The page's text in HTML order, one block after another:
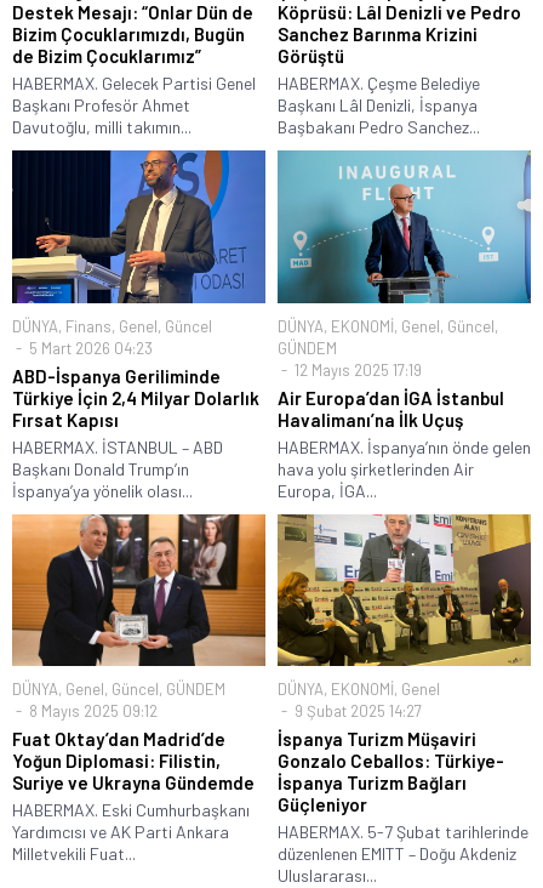
Destek Mesajı: “Onlar Dün de
Bizim Çocuklarımızdı, Bugün
de Bizim Çocuklarımız”
HABERMAX. Gelecek Partisi Genel
Başkanı Profesör Ahmet
Davutoğlu, milli takımın...
Köprüsü: Lâl Denizli ve Pedro
Sanchez Barınma Krizini
Görüştü
HABERMAX. Çeşme Belediye
Başkanı Lâl Denizli, İspanya
Başbakanı Pedro Sanchez...
DÜNYA, Finans, Genel, Güncel
5 Mart 2026 04:23
ABD-İspanya Geriliminde
Türkiye İçin 2,4 Milyar Dolarlık
Fırsat Kapısı
HABERMAX. İSTANBUL – ABD
Başkanı Donald Trump’ın
İspanya’ya yönelik olası...
DÜNYA, EKONOMİ, Genel, Güncel,
GÜNDEM
12 Mayıs 2025 17:19
Air Europa’dan İGA İstanbul
Havalimanı’na İlk Uçuş
HABERMAX. İspanya’nın önde gelen
hava yolu şirketlerinden Air
Europa, İGA...
DÜNYA, Genel, Güncel, GÜNDEM
8 Mayıs 2025 09:12
Fuat Oktay’dan Madrid’de
Yoğun Diplomasi: Filistin,
Suriye ve Ukrayna Gündemde
HABERMAX. Eski Cumhurbaşkanı
Yardımcısı ve AK Parti Ankara
Milletvekili Fuat...
DÜNYA, EKONOMİ, Genel
9 Şubat 2025 14:27
İspanya Turizm Müşaviri
Gonzalo Ceballos: Türkiye-
İspanya Turizm Bağları
Güçleniyor
HABERMAX. 5-7 Şubat tarihlerinde
düzenlenen EMITT – Doğu Akdeniz
Uluslararası...